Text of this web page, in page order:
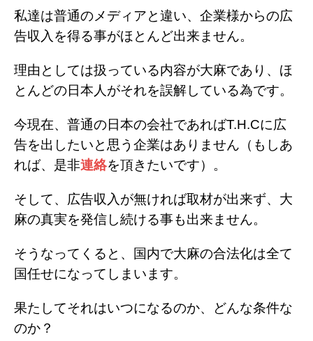
私達は普通のメディアと違い、企業様からの広
告収入を得る事がほとんど出来ません。
理由としては扱っている内容が大麻であり、ほ
とんどの日本人がそれを誤解している為です。
今現在、普通の日本の会社であればT.H.Cに広
告を出したいと思う企業はありません（もしあ
れば、是非連絡を頂きたいです）。
そして、広告収入が無ければ取材が出来ず、大
麻の真実を発信し続ける事も出来ません。
そうなってくると、国内で大麻の合法化は全て
国任せになってしまいます。
果たしてそれはいつになるのか、どんな条件な
のか？